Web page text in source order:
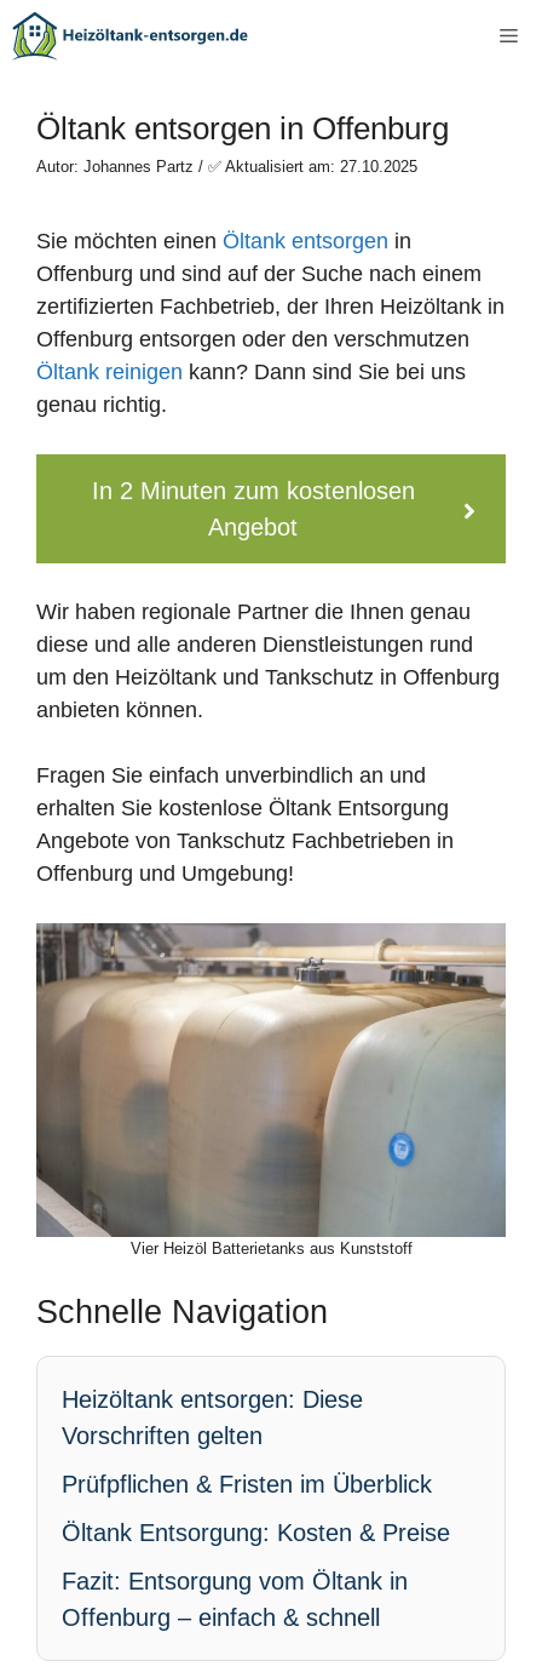
Zum
Inhalt
Öltank entsorgen in Offenburg
Autor: Johannes Partz / ✅ Aktualisiert am: 27.10.2025
Sie möchten einen Öltank entsorgen in
Offenburg und sind auf der Suche nach einem
zertifizierten Fachbetrieb, der Ihren Heizöltank in
Offenburg entsorgen oder den verschmutzen
Öltank reinigen kann? Dann sind Sie bei uns
genau richtig.
In 2 Minuten zum kostenlosen
Angebot
Wir haben regionale Partner die Ihnen genau
diese und alle anderen Dienstleistungen rund
um den Heizöltank und Tankschutz in Offenburg
anbieten können.
Fragen Sie einfach unverbindlich an und
erhalten Sie kostenlose Öltank Entsorgung
Angebote von Tankschutz Fachbetrieben in
Offenburg und Umgebung!
Vier Heizöl Batterietanks aus Kunststoff
Schnelle Navigation
Heizöltank entsorgen: Diese
Vorschriften gelten
Prüfpflichen & Fristen im Überblick
Öltank Entsorgung: Kosten & Preise
Fazit: Entsorgung vom Öltank in
Offenburg – einfach & schnell